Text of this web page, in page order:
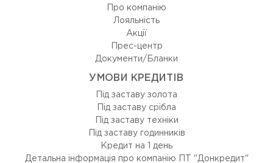
Про компанію
Лояльність
Акції
Прес-центр
Документи/Бланки
УМОВИ КРЕДИТІВ
Під заставу золота
Під заставу срібла
Під заставу техніки
Під заставу годинників
Кредит на 1 день
Детальна інформація про компанію ПТ "Донкредит"